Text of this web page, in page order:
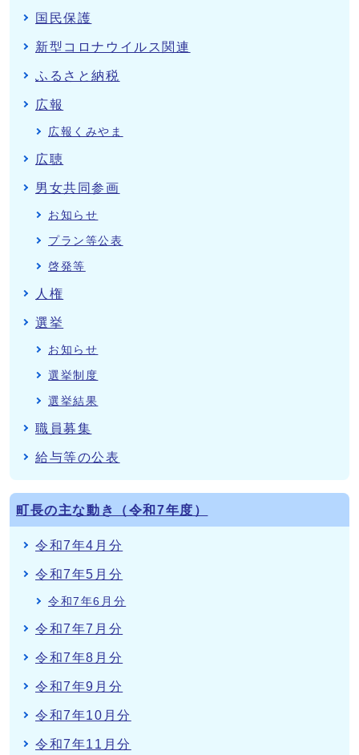
国民保護
新型コロナウイルス関連
ふるさと納税
広報
広報くみやま
広聴
男女共同参画
お知らせ
プラン等公表
啓発等
人権
選挙
お知らせ
選挙制度
選挙結果
職員募集
給与等の公表
町長の主な動き（令和7年度）
令和7年4月分
令和7年5月分
令和7年6月分
令和7年7月分
令和7年8月分
令和7年9月分
令和7年10月分
令和7年11月分